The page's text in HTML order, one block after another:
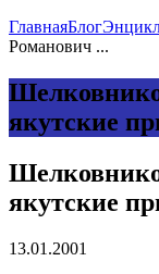
ГлавнаяБлог
Романович ...
якутские
якутские
13.01.2001